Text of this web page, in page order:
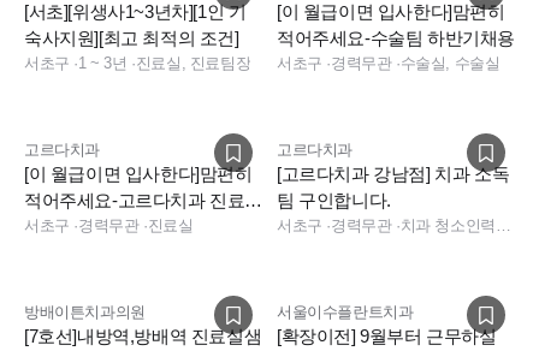
[서초][위생사1~3년차][1인 기
숙사지원][최고 최적의 조건]
서초구 ·1 ~ 3년 ·진료실, 진료팀장
[이 월급이면 입사한다]맘편히
적어주세요-수술팀 하반기채용
서초구 ·경력무관·수술실, 수술실
고르다치과
[이 월급이면 입사한다]맘편히
적어주세요-고르다치과 진료팀
부팀장/스텝 하반기채용
서초구 ·경력무관·진료실
고르다치과
[고르다치과 강남점] 치과 소독
팀 구인합니다.
서초구 ·경력무관· 치과 청소인력, 소독실
방배이튼치과의원
[7호선]내방역,방배역 진료실샘
서울이수플란트치과
[확장이전] 9월부터 근무하실